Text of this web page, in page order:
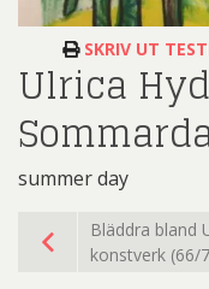
SKRIV UT
Ulrica
summer day
Bläddra bland
konstverk (66/